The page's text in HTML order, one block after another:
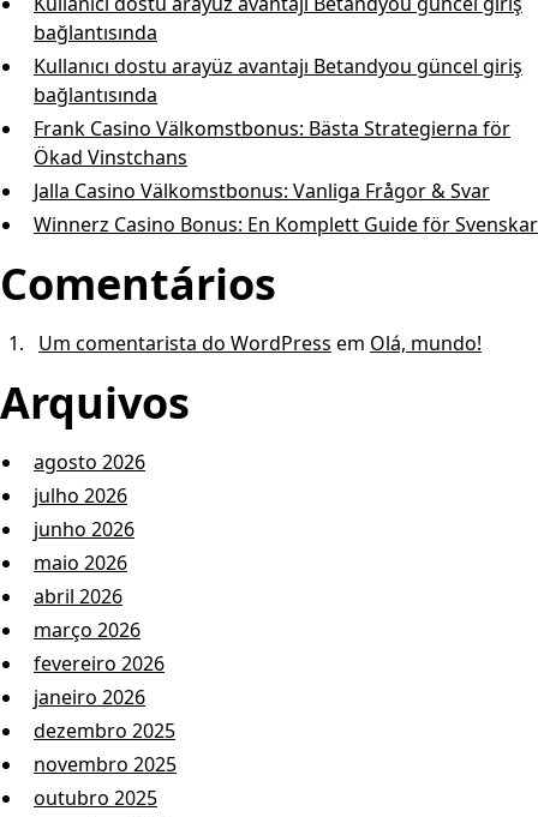
bağlantısında
Kullanıcı dostu arayüz avantajı Betandyou güncel giriş
bağlantısında
Frank Casino Välkomstbonus: Bästa Strategierna för
Ökad Vinstchans
Jalla Casino Välkomstbonus: Vanliga Frågor & Svar
Winnerz Casino Bonus: En Komp l e t t G u i d e för Svenskar
Comentários
Um comentarista do WordPress em Olá, mundo!
Arquivos
agosto 2026
julho 2026
junho 2026
maio 2026
abril 2026
março 2026
fevereiro 2026
janeiro 2026
dezembro 2025
novembro 2025
outubro 2025